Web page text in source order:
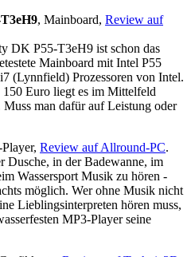
, Mainboard, Review auf
DK P55-T3eH9 ist schon das
Mainboard mit Intel P55
(Lynnfield) Prozessoren von Intel.
Euro liegt es im Mittelfeld
man dafür auf Leistung oder
Review auf Allround-PC.
Dusche, in der Badewanne, im
Wassersport Musik zu hören -
möglich. Wer ohne Musik nicht
Lieblingsinterpreten hören muss,
MP3-Player seine